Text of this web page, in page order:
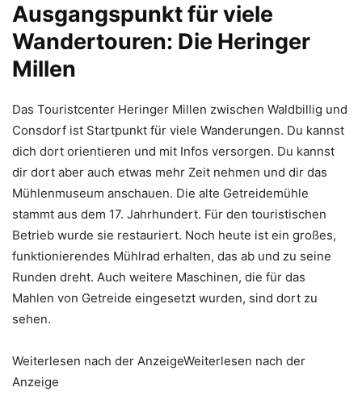
Ausgangspunkt für viele
Wandertouren: Die Heringer
Millen
Das Touristcenter Heringer Millen zwischen Waldbillig und
Consdorf ist Startpunkt für viele Wanderungen. Du kannst
dich dort orientieren und mit Infos versorgen. Du kannst
dir dort aber auch etwas mehr Zeit nehmen und dir das
Mühlenmuseum anschauen. Die alte Getreidemühle
stammt aus dem 17. Jahrhundert. Für den touristischen
Betrieb wurde sie restauriert. Noch heute ist ein großes,
funktionierendes Mühlrad erhalten, das ab und zu seine
Runden dreht. Auch weitere Maschinen, die für das
Mahlen von Getreide eingesetzt wurden, sind dort zu
sehen.
Weiterlesen nach der AnzeigeWeiterlesen nach der
Anzeige